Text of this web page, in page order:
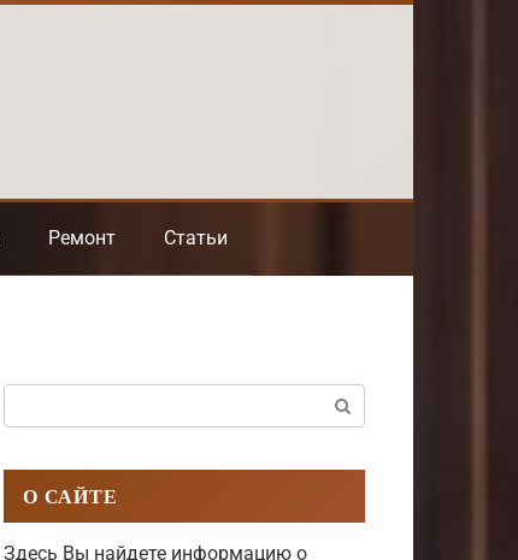
Ремонт Статьи
О САЙТЕ
Здесь Вы найдете информацию о